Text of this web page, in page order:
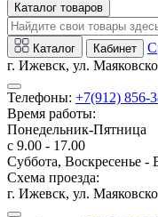
Каталог товаров
Каталог Кабинет
г. Ижевск, ул.
Телефоны: +7(912) 856-
Время работы:
Понедельник-Пятница
с 9.00 - 17.00
Суббота, Воскресенье -
Схема проезда:
г. Ижевск, ул.